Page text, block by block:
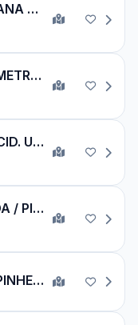
METRÔ SANTANA / ANA ROSA
METRÔ SANTANA / METRÔ JABAQUARA
METRÔ SANTANA / CID. UNIVERSITÁRIA
METRÔ BARRA FUNDA / PINHEIROS
METRÔ SANTANA / PINHEIROS